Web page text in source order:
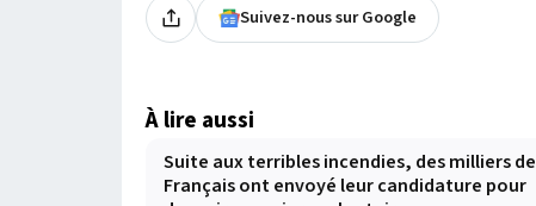
Suivez-nous sur Google
À lire aussi
Suite aux terribles incendies, des milliers de
Français ont envoyé leur candidature pour